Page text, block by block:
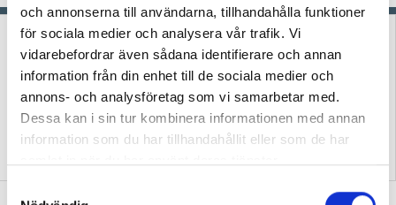
och annonserna till användarna, tillhandahålla funktioner
för sociala medier och analysera vår trafik. Vi
vidarebefordrar även sådana identifierare och annan
information från din enhet till de sociala medier och
annons- och analysföretag som vi samarbetar med.
Dessa kan i sin tur kombinera informationen med annan
information som du har tillhandahållit eller som de har
Podcast: Hur skapar vi
Förskoleupprorets